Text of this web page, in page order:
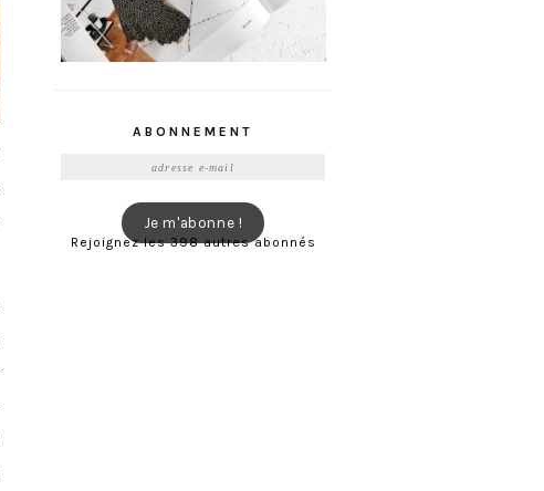
ABONNEMENT
Je m'abonne !
Rejoignez les 398 autres abonnés